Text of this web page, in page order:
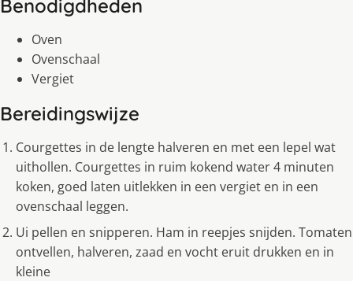
Benodigdheden
Oven
Ovenschaal
Vergiet
Bereidingswijze
Courgettes in de lengte halveren en met een lepel wat
uithollen. Courgettes in ruim kokend water 4 minuten
koken, goed laten uitlekken in een vergiet en in een
ovenschaal leggen.
Ui pellen en snipperen. Ham in reepjes snijden. Tomaten
ontvellen, halveren, zaad en vocht eruit drukken en in
kleine